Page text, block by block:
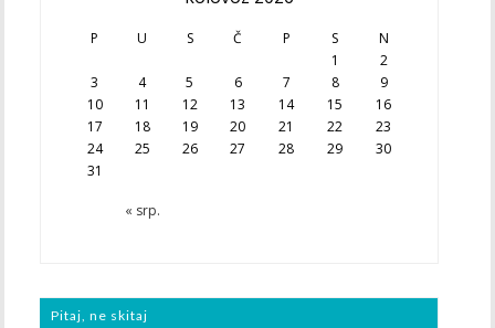
P U S Č P S N
« srp.
1
2
3
4 5 6 7 8
9
10
11 12 13 14 15
16
17
18 19 20 21 22
23
24
25 26 27 28 29
30
31
Pitaj, ne skitaj